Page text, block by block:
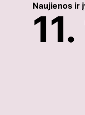
Naujienos ir